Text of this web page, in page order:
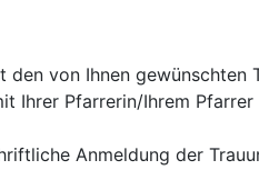
den von Ihnen
Ihrer Pfarrerin/Ihrem
Anmeldung der